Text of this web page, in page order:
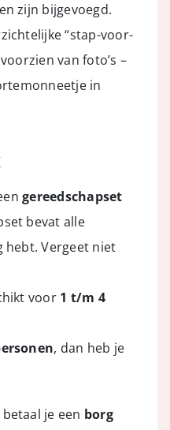
zijn bijgevoegd.
“stap-voor-
van foto’s –
in
gereedschapset
bevat alle
hebt. Vergeet niet
voor 1 t/m 4
, dan heb je
je een borg